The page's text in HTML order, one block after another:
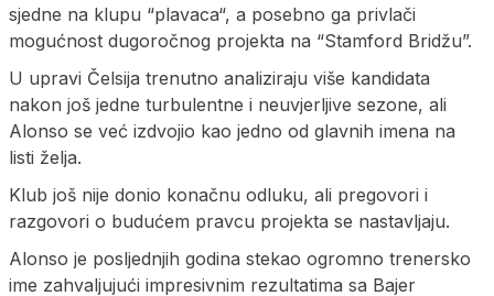
sjedne na klupu “plavaca“, a posebno ga privlači
mogućnost dugoročnog projekta na “Stamford Bridžu”.
U upravi Čelsija trenutno analiziraju više kandidata
nakon još jedne turbulentne i neuvjerljive sezone, ali
Alonso se već izdvojio kao jedno od glavnih imena na
listi želja.
Klub još nije donio konačnu odluku, ali pregovori i
razgovori o budućem pravcu projekta se nastavljaju.
Alonso je posljednjih godina stekao ogromno trenersko
ime zahvaljujući impresivnim rezultatima sa Bajer